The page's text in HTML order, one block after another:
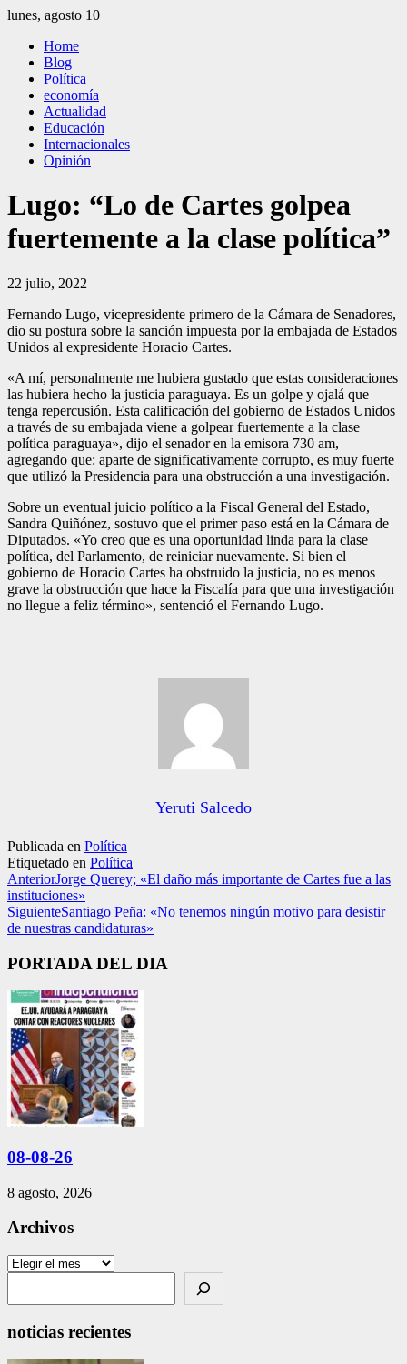
Saltar
contenido
lunes, agosto 10
El Independiente
El independiente Libre y Transparente
Home
Blog
Política
economía
Actualidad
Educación
Internacionales
Opinión
Lugo: “Lo de Cartes golpea
fuertemente a la clase política”
22 julio, 2022
Fernando Lugo, vicepresidente primero de la Cámara de Senadores,
dio su postura sobre la sanción impuesta por la embajada de Estados
Unidos al expresidente Horacio Cartes.
«A mí, personalmente me hubiera gustado que estas consideraciones
las hubiera hecho la justicia paraguaya. Es un golpe y ojalá que
tenga repercusión. Esta calificación del gobierno de Estados Unidos
a través de su embajada viene a golpear fuertemente a la clase
política paraguaya», dijo el senador en la emisora 730 am,
agregando que: aparte de significativamente corrupto, es muy fuerte
que utilizó la Presidencia para una obstrucción a una investigación.
Sobre un eventual juicio político a la Fiscal General del Estado,
Sandra Quiñónez, sostuvo que el primer paso está en la Cámara de
Diputados. «Yo creo que es una oportunidad linda para la clase
política, del Parlamento, de reiniciar nuevamente. Si bien el
gobierno de Horacio Cartes ha obstruido la justicia, no es menos
grave la obstrucción que hace la Fiscalía para que una investigación
no llegue a feliz término», sentenció el Fernando Lugo.
Yeruti Salcedo
Publicada en Política
Etiquetado en Política
AnteriorJorge Querey; «El daño más importante de Cartes fue a las
instituciones»
SiguienteSantiago Peña: «No tenemos ningún motivo para desistir
de nuestras candidaturas»
PORTADA DEL DIA
08-08-26
8 agosto, 2026
Archivos
Archivos
noticias recientes